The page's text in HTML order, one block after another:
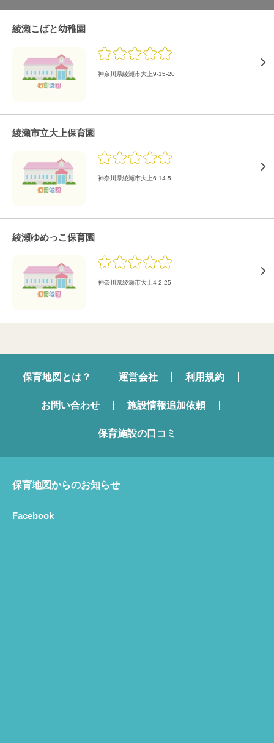
綾瀬こばと幼稚園
神奈川県綾瀬市大上9-15-20
綾瀬市立大上保育園
神奈川県綾瀬市大上6-14-5
綾瀬ゆめっこ保育園
神奈川県綾瀬市大上4-2-25
保育地図とは？ 運営会社 利用規約
お問い合わせ 施設情報追加依頼
保育施設の口コミ
保育地図からのお知らせ
Facebook